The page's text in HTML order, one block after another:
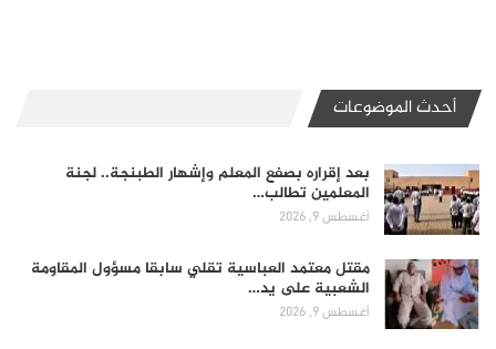
أحدث الموضوعات
بعد إقراره بصفع المعلم وإشهار الطبنجة.. لجنة
المعلمين تطالب…
أغسطس 9, 2026
مقتل معتمد العباسية تقلي سابقا مسؤول المقاومة
الشعبية على يد…
أغسطس 9, 2026